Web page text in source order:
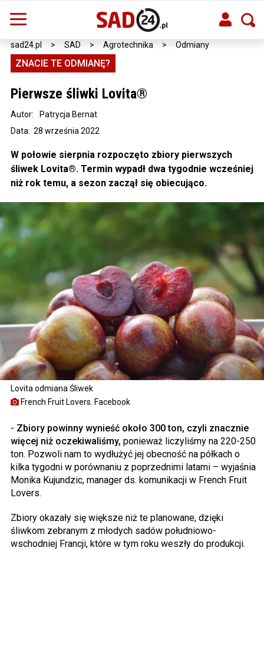
sad24.pl > SAD > Agrotechnika > Odmiany
Lovita odmiana Śliwek
French Fruit Lovers. Facebook
ZNACIE TE ODMIANĘ?
Pierwsze śliwki Lovita®
Data: 28 września 2022
Autor: Patrycja Bernat
W połowie sierpnia rozpoczęto zbiory pierwszych
śliwek Lovita®. Termin wypadł dwa tygodnie wcześniej
niż rok temu, a sezon zaczął się obiecująco.
- Zbiory powinny wynieść około 300 ton, czyli znacznie
więcej niż oczekiwaliśmy, ponieważ liczyliśmy na 220-250
ton. Pozwoli nam to wydłużyć jej obecność na półkach o
kilka tygodni w porównaniu z poprzednimi latami – wyjaśnia
Monika Kujundzic, manager ds. komunikacji w French Fruit
Lovers.
Zbiory okazały się większe niż te planowane, dzięki
śliwkom zebranym z młodych sadów południowo-
wschodniej Francji, które w tym roku weszły do produkcji.